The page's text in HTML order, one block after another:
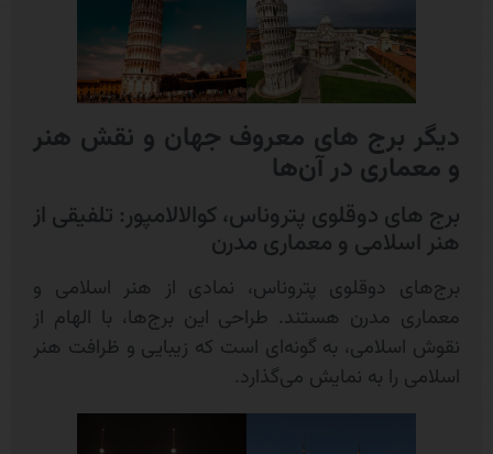
دیگر برج های معروف جهان و نقش هنر
و معماری در آن‌ها
برج های دوقلوی پتروناس، کوالالامپور: تلفیقی از
هنر اسلامی و معماری مدرن
برج‌های دوقلوی پتروناس، نمادی از هنر اسلامی و
معماری مدرن هستند. طراحی این برج‌ها، با الهام از
نقوش اسلامی، به گونه‌ای است که زیبایی و ظرافت هنر
اسلامی را به نمایش می‌گذارد.